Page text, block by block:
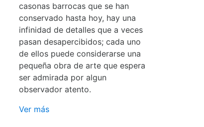
casonas barrocas que se han
conservado hasta hoy, hay una
infinidad de detalles que a veces
pasan desapercibidos; cada uno
de ellos puede considerarse una
pequeña obra de arte que espera
ser admirada por algun
observador atento.
Ver más